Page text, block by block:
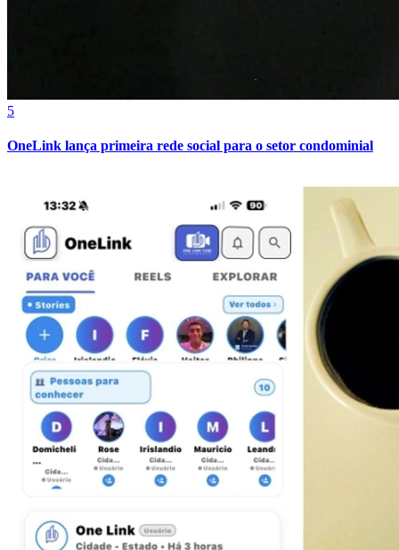
Juventude
5
OneLink lança primeira rede social para o setor condominial